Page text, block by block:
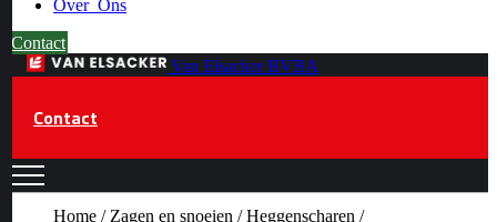
Over Ons
Contact
Van Elsacker BVBA
Contact
Home / Zagen en snoeien /Heggenscharen /